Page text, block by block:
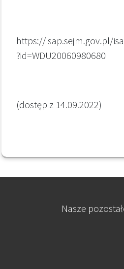
https://isap.sejm.gov.pl/
?id=WDU20060980680
(dostęp z 14.09.2022)
Nasze